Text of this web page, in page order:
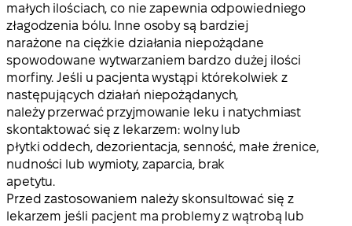
małych ilościach, co nie zapewnia odpowiedniego
złagodzenia bólu. Inne osoby są bardziej
narażone na ciężkie działania niepożądane
spowodowane wytwarzaniem bardzo dużej ilości
morfiny. Jeśli u pacjenta wystąpi którekolwiek z
następujących działań niepożądanych,
należy przerwać przyjmowanie leku i natychmiast
skontaktować się z lekarzem: wolny lub
płytki oddech, dezorientacja, senność, małe źrenice,
nudności lub wymioty, zaparcia, brak
apetytu.
Przed zastosowaniem należy skonsultować się z
lekarzem jeśli pacjent ma problemy z wątrobą lub